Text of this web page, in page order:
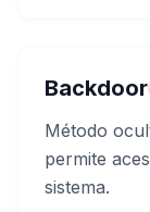
Backdoor
Método
permite
sistema.